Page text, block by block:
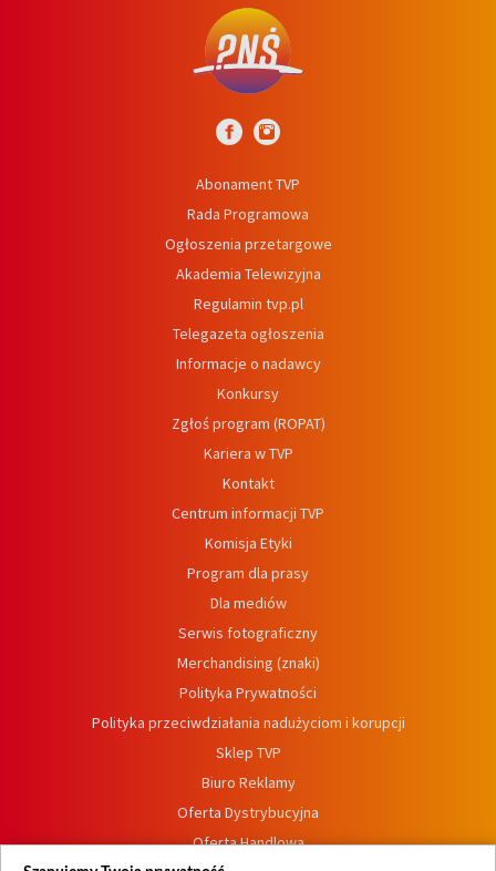
Abonament TVP
Rada Programowa
Ogłoszenia przetargowe
Akademia Telewizyjna
Regulamin tvp.pl
Telegazeta ogłoszenia
Informacje o nadawcy
Konkursy
Zgłoś program (ROPAT)
Kariera w TVP
Kontakt
Centrum informacji TVP
Komisja Etyki
Program dla prasy
Dla mediów
Serwis fotograficzny
Merchandising (znaki)
Polityka Prywatności
Polityka przeciwdziałania nadużyciom i korupcji
Sklep TVP
Biuro Reklamy
Oferta Dystrybucyjna
Oferta Handlowa